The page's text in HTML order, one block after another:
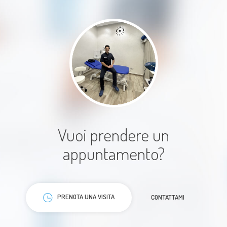
Paziente
Tutto perfetto...personale
Paziente
Vuoi prendere un
appuntamento?
PRENOTA UNA VISITA CONTATTAMI